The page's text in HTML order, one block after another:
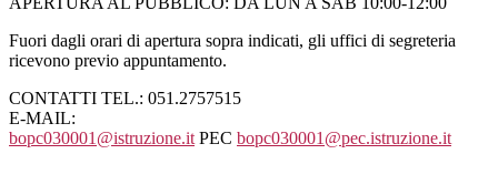
Fuori dagli orari di apertura sopra indicati, gli uffici di segreteria
ricevono previo appuntamento.
CONTATTI TEL.: 051.2757515
E-MAIL:
bopc030001@istruzione.it PEC bopc030001@pec.istruzione.it